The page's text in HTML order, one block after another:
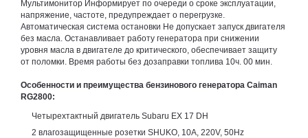
Мультимонитор Информирует по очереди о сроке эксплуатации,
напряжение, частоте, предупреждает о перегрузке.
Автоматическая система остановки Не допускает запуск двигателя
без масла. Останавливает работу генератора при снижении
уровня масла в двигателе до критического, обеспечивает защиту
от поломки. Время работы без дозаправки топлива 10ч. 00 мин.
Особенности и преимущества бензинового генератора Caiman
RG2800:
Четырехтактный двигатель Subaru EX 17 DH
2 влагозащищенные розетки SHUKO, 10A, 220V, 50Hz